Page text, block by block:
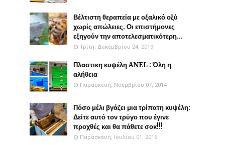
Βέλτιστη θεραπεία με οξαλικό οξύ
χωρίς απώλειες. Οι επιστήμονες
εξηγούν την αποτελεσματικότερη...
Τρίτη, Δεκεμβρίου 24, 2019
Πλαστικη κυψέλη ANEL : Όλη η
αλήθεια
Παρασκευή, Νοεμβρίου 07, 2014
Πόσο μέλι βγάζει μια τρίπατη κυψέλη:
Δείτε αυτό τον τρύγο που έγινε
προχθές και θα πάθετε σοκ!!!
Παρασκευή, Ιουλίου 01, 2016